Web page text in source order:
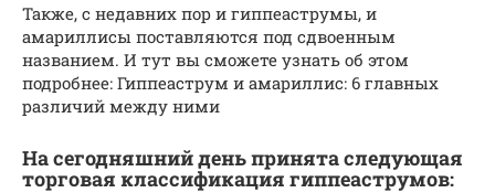
Также, с недавних пор и гиппеаструмы, и
амариллисы поставляются под сдвоенным
названием. И тут вы сможете узнать об этом
подробнее: Гиппеаструм и амариллис: 6 главных
различий между ними
На сегодняшний день принята следующая
торговая классификация гиппеаструмов: